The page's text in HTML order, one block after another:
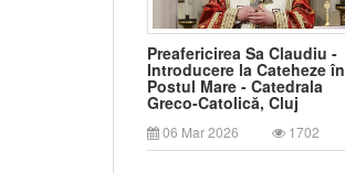
Preafericirea Sa Claudiu -
Introducere la Cateheze în
Postul Mare - Catedrala
Greco-Catolică, Cluj
06 Mar 2026 1702